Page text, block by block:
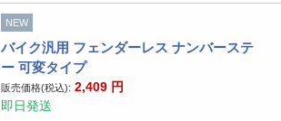
NEW
バイク汎用 フェンダーレス ナンバーステ
ー 可変タイプ
販売価格(税込): 2,409 円
即日発送